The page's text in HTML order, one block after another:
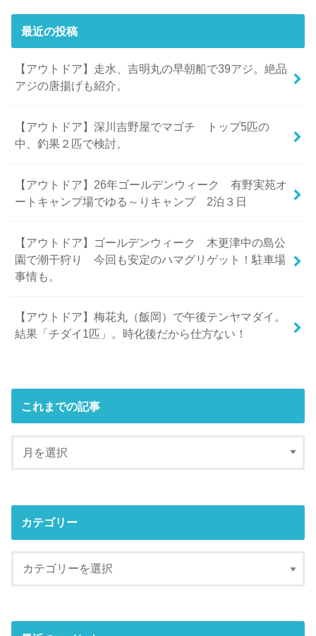
最近の投稿
【アウトドア】走水、吉明丸の早朝船で39アジ。絶品
アジの唐揚げも紹介。
【アウトドア】深川吉野屋でマゴチ トップ5匹の
中、釣果２匹で検討。
【アウトドア】26年ゴールデンウィーク 有野実苑オ
ートキャンプ場でゆる～りキャンプ 2泊３日
【アウトドア】ゴールデンウィーク 木更津中の島公
園で潮干狩り 今回も安定のハマグリゲット！駐車場
事情も。
【アウトドア】梅花丸（飯岡）で午後テンヤマダイ。
結果「チダイ1匹」。時化後だから仕方ない！
これまでの記事
カテゴリー